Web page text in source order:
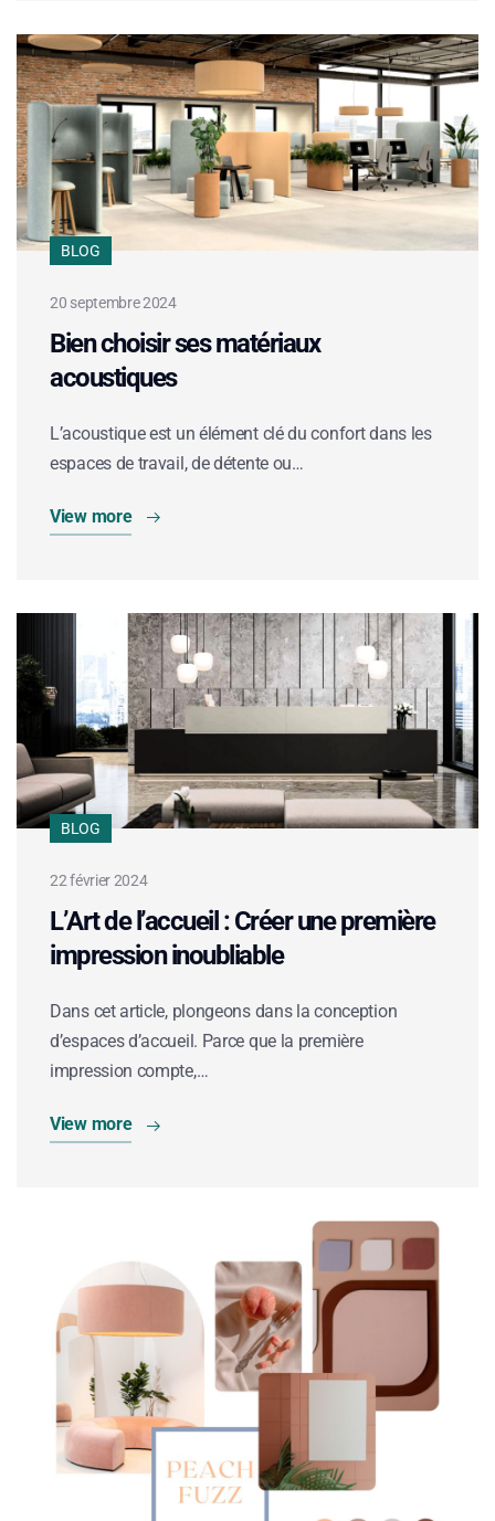
BLOG
20 septembre 2024
Bien choisir ses matériaux
acoustiques
L’acoustique est un élément clé du confort dans les
espaces de travail, de détente ou…
View more
BLOG
22 février 2024
L’Art de l’accueil : Créer une première
impression inoubliable
Dans cet article, plongeons dans la conception
d’espaces d’accueil. Parce que la première
impression compte,…
View more